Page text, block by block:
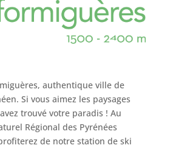
authentique ville de
Si vous aimez les paysages
trouvé votre paradis ! Au
Régional des Pyrénées
de notre station de ski